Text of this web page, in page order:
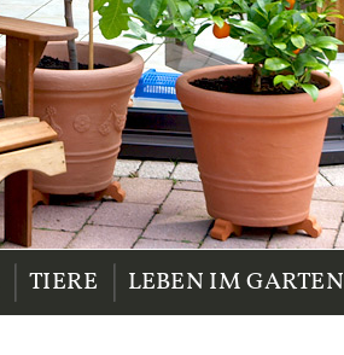
| TIERE | LEBEN IM GARTEN